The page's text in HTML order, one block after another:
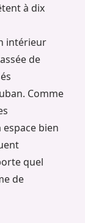
à dix
intérieur
de
Comme
bien
quel
de